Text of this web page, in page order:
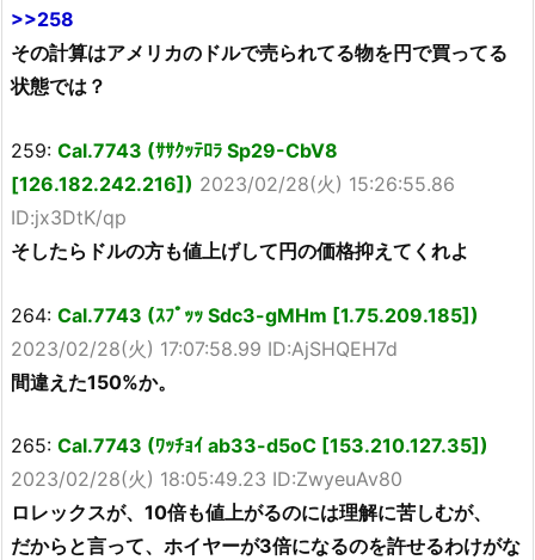
>>258
その計算はアメリカのドルで売られてる物を円で買ってる
状態では？
259: Cal.7743 (ｻｻｸｯﾃﾛﾗ Sp29-CbV8
[126.182.242.216]) 2023/02/28(火) 15:26:55.86
ID:jx3DtK/qp
そしたらドルの方も値上げして円の価格抑えてくれよ
264: Cal.7743 (ｽﾌﾟｯｯ Sdc3-gMHm [1.75.209.185])
2023/02/28(火) 17:07:58.99 ID:AjSHQEH7d
間違えた150%か。
265: Cal.7743 (ﾜｯﾁｮｲ ab33-d5oC [153.210.127.35])
2023/02/28(火) 18:05:49.23 ID:ZwyeuAv80
ロレックスが、10倍も値上がるのには理解に苦しむが、
だからと言って、ホイヤーが3倍になるのを許せるわけがな